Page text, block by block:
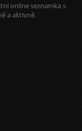
online seznamka s
a aktivně.